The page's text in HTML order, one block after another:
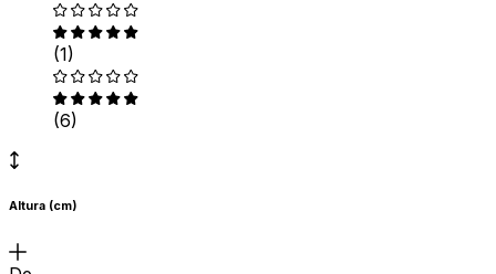
(1)
(6)
Altura (cm)